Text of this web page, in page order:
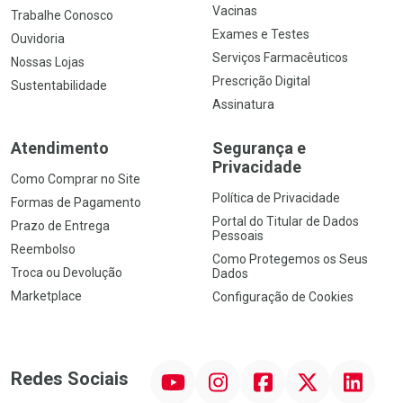
Trabalhe Conosco
Ouvidoria
Nossas Lojas
Sustentabilidade
Vacinas
Exames e Testes
Serviços Farmacêuticos
Prescrição Digital
Assinatura
Atendimento
Como Comprar no Site
Formas de Pagamento
Prazo de Entrega
Reembolso
Troca ou Devolução
Marketplace
Segurança e
Privacidade
Política de Privacidade
Portal do Titular de Dados
Pessoais
Como Protegemos os Seus
Dados
Configuração de Cookies
Redes Sociais InstagramFacebookTwitter Linkedin